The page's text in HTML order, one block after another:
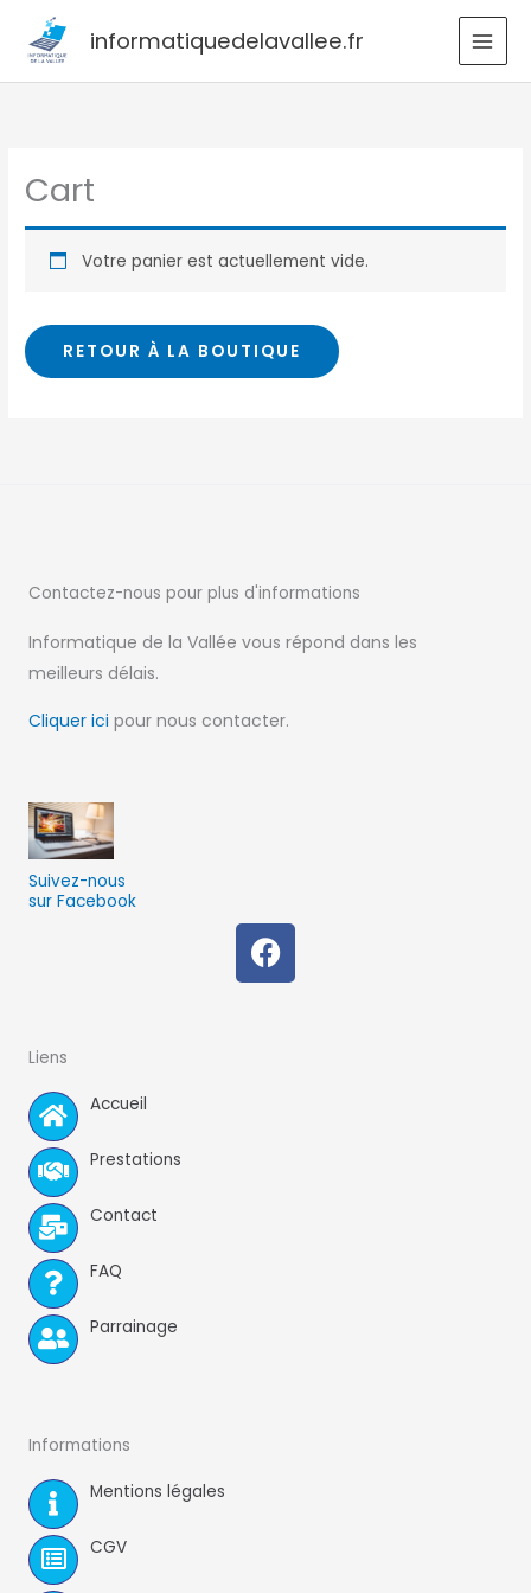
informatiquedelavallee.fr
Cart
Votre panier est actuellement vide.
RETOUR À LA BOUTIQUE
Contactez-nous pour plus d'informations
Informatique de la Vallée vous répond dans les
meilleurs délais.
Cliquer ici pour nous contacter.
Suivez-nous
sur Facebook
F
a
c
Liens
Accueil
Prestations
Contact
FAQ
Parrainage
Informations
Mentions légales
CGV